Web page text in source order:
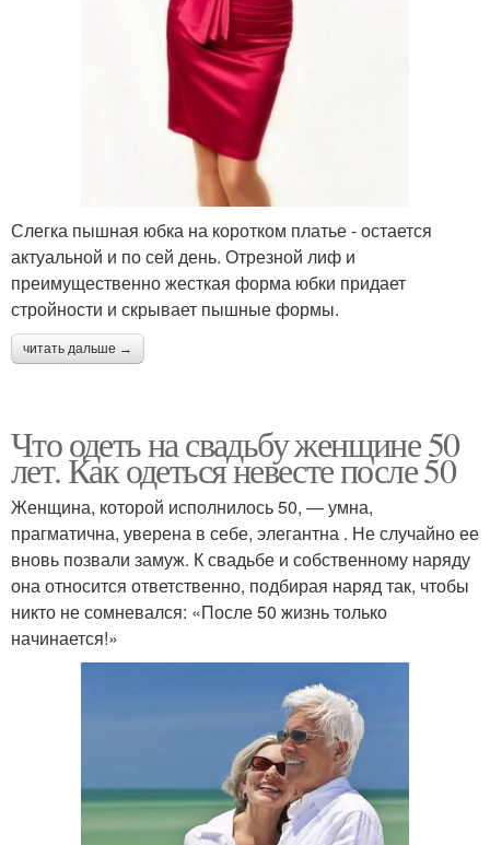
Слегка пышная юбка на коротком платье - остается
актуальной и по сей день. Отрезной лиф и
преимущественно жесткая форма юбки придает
стройности и скрывает пышные формы.
читать дальше →
Что одеть на свадьбу женщине 50
лет. Как одеться невесте после 50
Женщина, которой исполнилось 50, — умна,
прагматична, уверена в себе, элегантна . Не случайно ее
вновь позвали замуж. К свадьбе и собственному наряду
она относится ответственно, подбирая наряд так, чтобы
никто не сомневался: «После 50 жизнь только
начинается!»